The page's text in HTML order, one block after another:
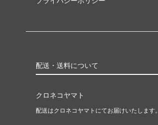
配送・送料について
クロネコヤマト
配送はクロネコヤマトにてお届けいたします。